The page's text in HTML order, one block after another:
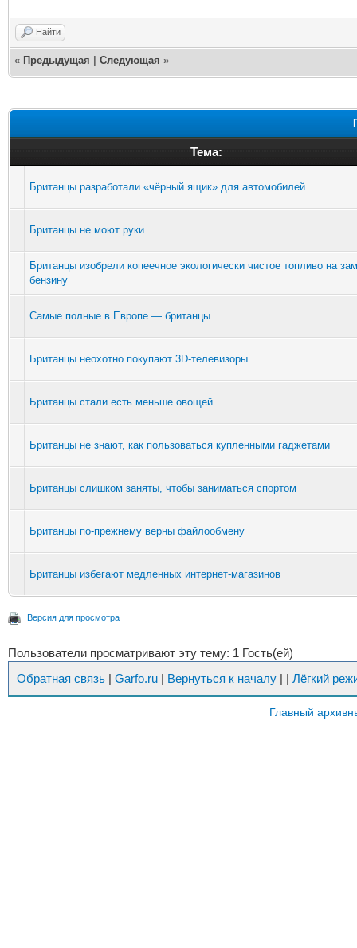
Найти
« Предыдущая Следующая »
Тема:
Британцы разработали «чёрный ящик» для автомобилей
Британцы не моют руки
Британцы изобрели копеечное экологически чистое топливо на
бензину
Самые полные в Европе — британцы
Британцы неохотно покупают 3D-телевизоры
Британцы стали есть меньше овощей
Британцы не знают, как пользоваться купленными гаджетами
Британцы слишком заняты, чтобы заниматься спортом
Британцы по-прежнему верны файлообмену
Британцы избегают медленных интернет-магазинов
Версия для просмотра
Пользователи просматривают эту тему: 1 Гость(ей)
Обратная связь | Garfo.ru | Вернуться к началу | | Лёгкий
Главный